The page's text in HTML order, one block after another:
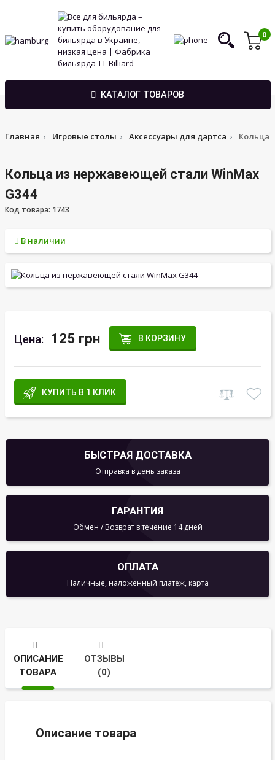
0
КАТАЛОГ ТОВАРОВ
Главная Игровые столы Аксессуары для дартса Кольца
Кольца из нержавеющей стали WinMax
G344
Код товара: 1743
В наличии
Цена: 125 грн В КОРЗИНУ
КУПИТЬ В 1 КЛИК
БЫСТРАЯ ДОСТАВКА
Отправка в день заказа
ГАРАНТИЯ
Обмен / Возврат в течение 14 дней
ОПЛАТА
Наличные, наложенный платеж, карта
ОПИСАНИЕ
ТОВАРА
ОТЗЫВЫ
(0)
Описание товара